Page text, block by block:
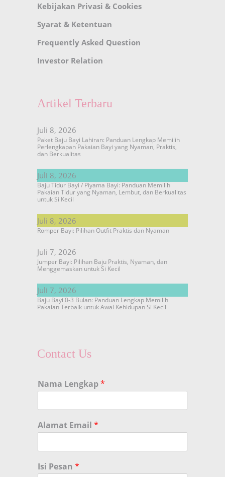
Kebijakan Privasi & Cookies
Syarat & Ketentuan
Frequently Asked Question
Investor Relation
Artikel Terbaru
Juli 8, 2026
Paket Baju Bayi Lahiran: Panduan Lengkap Memilih
Perlengkapan Pakaian Bayi yang Nyaman, Praktis,
dan Berkualitas
Juli 8, 2026
Baju Tidur Bayi / Piyama Bayi: Panduan Memilih
Pakaian Tidur yang Nyaman, Lembut, dan Berkualitas
untuk Si Kecil
Juli 8, 2026
Romper Bayi: Pilihan Outfit Praktis dan Nyaman
Juli 7, 2026
Jumper Bayi: Pilihan Baju Praktis, Nyaman, dan
Menggemaskan untuk Si Kecil
Juli 7, 2026
Baju Bayi 0-3 Bulan: Panduan Lengkap Memilih
Pakaian Terbaik untuk Awal Kehidupan Si Kecil
Contact Us
Nama Lengkap*
Alamat Email *
Isi Pesan *